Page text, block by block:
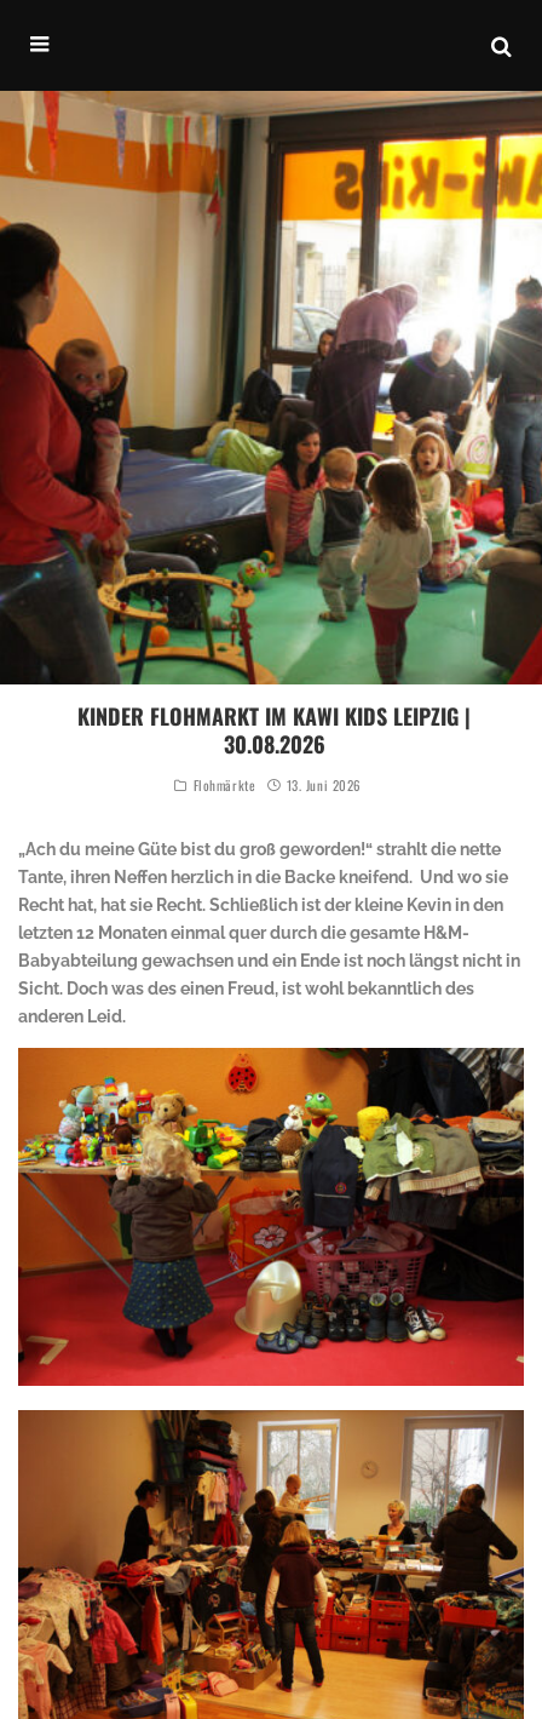
KINDER FLOHMARKT IM KAWI KIDS LEIPZIG |
30.08.2026
Flohmärkte 13. Juni 2026
„Ach du meine Güte bist du groß geworden!“ strahlt die nette
Tante, ihren Neffen herzlich in die Backe kneifend. Und wo sie
Recht hat, hat sie Recht. Schließlich ist der kleine Kevin in den
letzten 12 Monaten einmal quer durch die gesamte H&M-
Babyabteilung gewachsen und ein Ende ist noch längst nicht in
Sicht. Doch was des einen Freud, ist wohl bekanntlich des
anderen Leid.